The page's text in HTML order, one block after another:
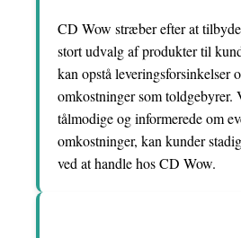
CD Wow stræber efter at
stort udvalg af produkter til
kan opstå leveringsforsinkelser
omkostninger som toldgebyrer.
tålmodige og informerede om
omkostninger, kan kunder
ved at handle hos CD Wow.